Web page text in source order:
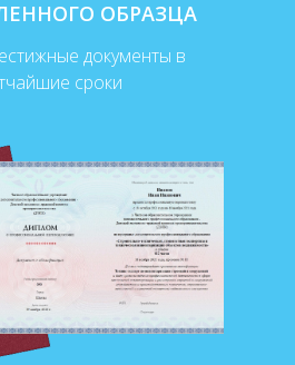
документы в
сроки
ОБРАЗЦА